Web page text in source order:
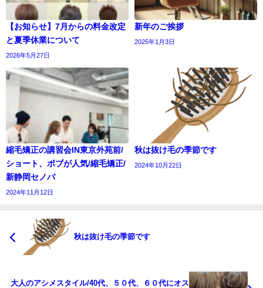
【お知らせ】7月からの料金改定
と夏季休業について
2026年5月27日
新年のご挨拶
2025年1月3日
縮毛矯正の講習会IN東京外苑前/
ショート、ボブが人気/縮毛矯正/
新静岡セノバ
2024年11月12日
秋は抜け毛の季節です
2024年10月22日
秋は抜け毛の季節です
大人のアシメスタイル/40代、５０代、６０代にオス